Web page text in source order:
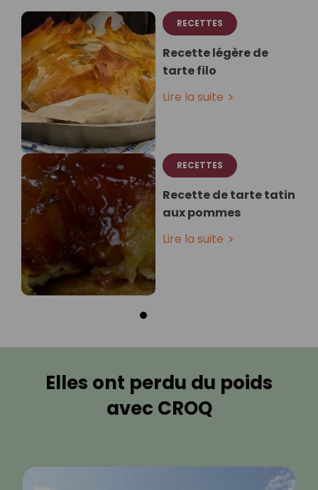
RECETTES
Recette légère de
tarte filo
Lire la suite
RECETTES
Recette de tarte tatin
aux pommes
Lire la suite
Elles ont perdu du poids
avec CROQ